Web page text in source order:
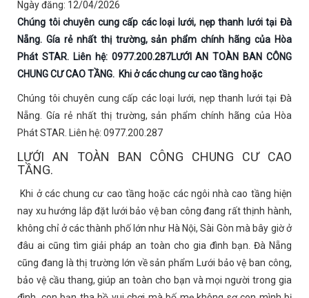
Ngày đăng: 12/04/2026
Chúng tôi chuyên cung cấp các loại lưới, nẹp thanh lưới tại Đà
Nẵng. Gía rẻ nhất thị trường, sản phẩm chính hãng của Hòa
Phát STAR. Liên hệ: 0977.200.287LƯỚI AN TOÀN BAN CÔNG
CHUNG CƯ CAO TẦNG. Khi ở các chung cư cao tầng hoặc
Chúng tôi chuyên cung cấp các loại lưới, nẹp thanh lưới tại Đà
Nẵng. Gía rẻ nhất thị trường, sản phẩm chính hãng của Hòa
Phát STAR. Liên hệ: 0977.200.287
LƯỚI AN TOÀN BAN CÔNG CHUNG CƯ CAO
TẦNG.
Khi ở các chung cư cao tầng hoặc các ngôi nhà cao tầng hiện
nay xu hướng lắp đặt lưới bảo vệ ban công đang rất thịnh hành,
không chỉ ở các thành phố lớn như Hà Nội, Sài Gòn mà bây giờ ở
đâu ai cũng tìm giải pháp an toàn cho gia đình bạn. Đà Nẵng
cũng đang là thị trường lớn về sản phẩm Lưới bảo vệ ban công,
bảo vệ cầu thang, giúp an toàn cho bạn và mọi người trong gia